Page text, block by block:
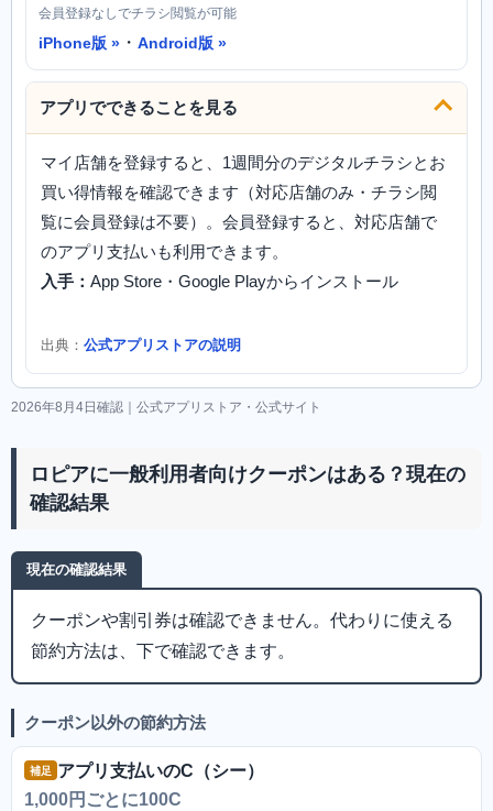
会員登録なしでチラシ閲覧が可能
iPhone版 ・ Android版
アプリでできることを見る
マイ店舗を登録すると、1週間分のデジタルチラシとお
買い得情報を確認できます（対応店舗のみ・チラシ閲
覧に会員登録は不要）。会員登録すると、対応店舗で
のアプリ支払いも利用できます。
入手： App Store・Google Playからインストール
出典： 公式アプリストアの説明
2026年8月4日確認｜公式アプリストア・公式サイト
ロピアに一般利用者向けクーポンはある？現在の
確認結果
現在の確認結果
クーポンや割引券は確認できません。代わりに使える
節約方法は、下で確認できます。
クーポン以外の節約方法
補足
アプリ支払いのC（シー）
1,000円ごとに100C